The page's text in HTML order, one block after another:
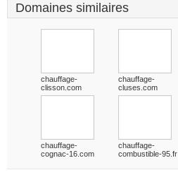
Domaines similaires
chauffage-
clisson.com
chauffage-
cluses.com
chauffage-
cognac-16.com
chauffage-
combustible-95.fr